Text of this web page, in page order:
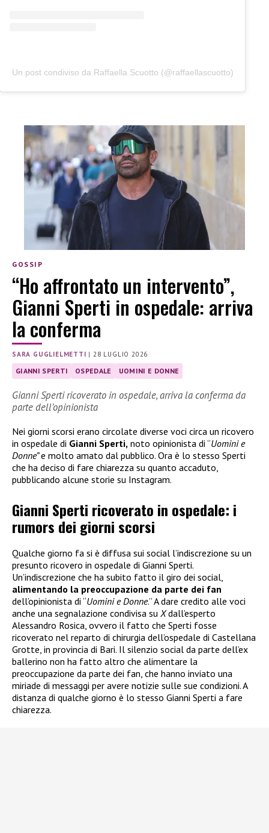
Un post condiviso da Raffaella Scuotto (@raffaellascuotto)
GOSSIP
“Ho affrontato un intervento”,
Gianni Sperti in ospedale: arriva
la conferma
SARA GUGLIELMETTI | 28 LUGLIO 2026
GIANNI SPERTI OSPEDALE UOMINI E DONNE
Gianni Sperti ricoverato in ospedale, arriva la conferma da
parte dell’opinionista
Nei giorni scorsi erano circolate diverse voci circa un ricovero
in ospedale di Gianni Sperti, noto opinionista di “Uomini e
Donne”e molto amato dal pubblico. Ora è lo stesso Sperti
che ha deciso di fare chiarezza su quanto accaduto,
pubblicando alcune storie su Instagram.
Gianni Sperti ricoverato in ospedale: i
rumors dei giorni scorsi
Qualche giorno fa si è diffusa sui social l’indiscrezione su un
presunto ricovero in ospedale di Gianni Sperti.
Un’indiscrezione che ha subito fatto il giro dei social,
alimentando la preoccupazione da parte dei fan
dell’opinionista di “Uomini e Donne.” A dare credito alle voci
anche una segnalazione condivisa su Xdall’esperto
Alessandro Rosica, ovvero il fatto che Sperti fosse
ricoverato nel reparto di chirurgia dell’ospedale di Castellana
Grotte, in provincia di Bari. Il silenzio social da parte dell’ex
ballerino non ha fatto altro che alimentare la
preoccupazione da parte dei fan, che hanno inviato una
miriade di messaggi per avere notizie sulle sue condizioni. A
distanza di qualche giorno è lo stesso Gianni Sperti a fare
chiarezza.